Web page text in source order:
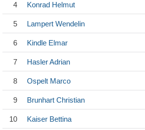
4 Konrad Helmut
5 Lampert Wendelin
6 Kindle Elmar
7 HaslerAdrian
8 Ospelt Marco
9 Brunhart Christian
10 Kaiser Bettina